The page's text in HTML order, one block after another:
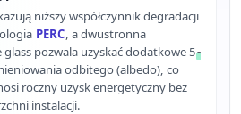
niższy współczynnik degradacji
PERC, a dwustronna
pozwala uzyskać dodatkowe 5-
odbitego (albedo), co
roczny uzysk energetyczny bez
instalacji.